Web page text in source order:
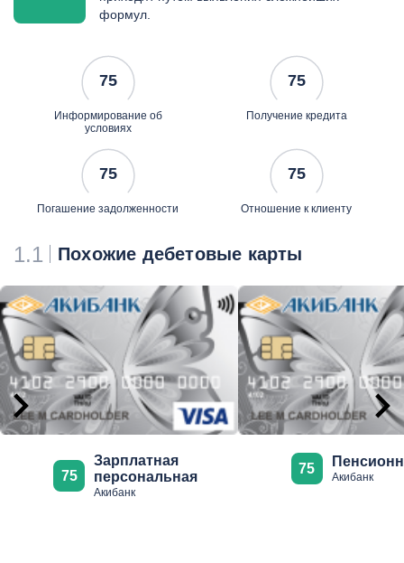
формул.
75
Информирование об
условиях
75
Получение кредита
75
Погашение задолженности
75
Отношение к клиенту
1.1 Похожие дебетовые карты
75
Зарплатная
персональная
Акибанк
75
Акибанк